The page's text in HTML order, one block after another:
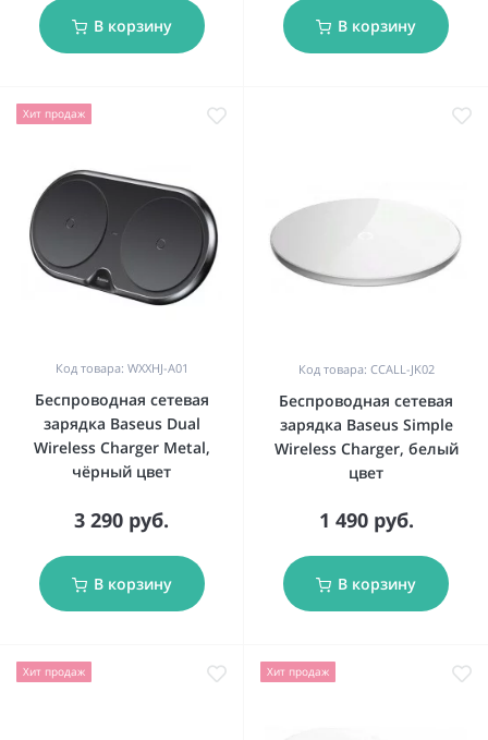
В корзину В корзину
Хит продаж
Код товара: WXXHJ-A01
Беспроводная сетевая
зарядка Baseus Dual
Wireless Charger Metal,
чёрный цвет
3 290 руб.
В корзину
Код товара: CCALL-JK02
Беспроводная сетевая
зарядка Baseus Simple
Wireless Charger, белый
цвет
1 490 руб.
В корзину
Хит продаж Хит продаж